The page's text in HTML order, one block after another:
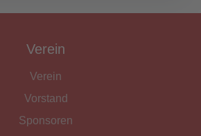
Verein
Verein
Vorstand
Sponsoren